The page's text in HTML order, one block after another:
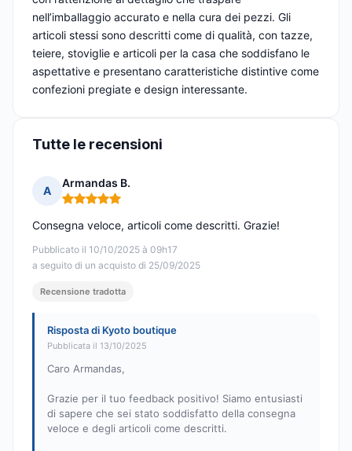
nell’imballaggio accurato e nella cura dei pezzi. Gli
articoli stessi sono descritti come di qualità, con tazze,
teiere, stoviglie e articoli per la casa che soddisfano le
aspettative e presentano caratteristiche distintive come
confezioni pregiate e design interessante.
Tutte le recensioni
A
Armandas B.
Nota: 5 su 5
Pubblicato il 10/10/2025 à 09h17
a seguito di un acquisto di 25/09/2025
Consegna veloce, articoli come descritti. Grazie!
Recensione tradotta
Risposta di Kyoto boutique
Pubblicata il 13/10/2025
Caro Armandas,
Grazie per il tuo feedback positivo! Siamo entusiasti
di sapere che sei stato soddisfatto della consegna
veloce e degli articoli come descritti.